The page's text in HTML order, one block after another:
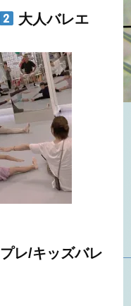
大人バレエ
プレ/キッズバレ